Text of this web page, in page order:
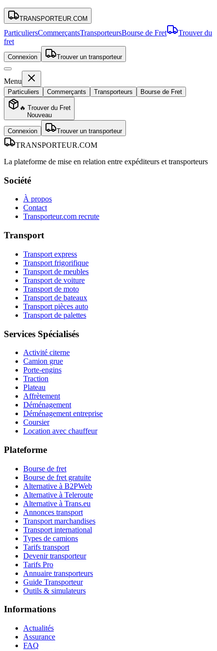
TRANSPORTEUR.COM
ParticuliersCommerçantsTransporteursBourse de Fret
Trouver du
fret
Connexion Trouver un transporteur
Menu
Particuliers Commerçants Transporteurs Bourse de Fret
🔥 Trouver du Fret
Nouveau
Connexion Trouver un transporteur
TRANSPORTEUR.COM
La plateforme de mise en relation entre expéditeurs et transporteurs
Société
À propos
Contact
Transporteur.com recrute
Transport
Transport express
Transport frigorifique
Transport de meubles
Transport de voiture
Transport de moto
Transport de bateaux
Transport pièces auto
Transport de palettes
Services Spécialisés
Activité citerne
Camion grue
Porte-engins
Traction
Plateau
Affrètement
Déménagement
Déménagement entreprise
Coursier
Location avec chauffeur
Plateforme
Bourse de fret
Bourse de fret gratuite
Alternative à B2PWeb
Alternative à Teleroute
Alternative à Trans.eu
Annonces transport
Transport marchandises
Transport international
Types de camions
Tarifs transport
Devenir transporteur
Tarifs Pro
Annuaire transporteurs
Guide Transporteur
Outils & simulateurs
Informations
Actualités
Assurance
FAQ